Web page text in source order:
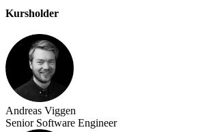
Kursholder
Andreas Viggen
Senior Software Engineer